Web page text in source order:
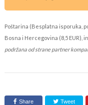
Poštarina (Besplatna isporuka,
Bosna i Hercegovina (8,5 EUR),
podržana od strane partner
Share Tweet